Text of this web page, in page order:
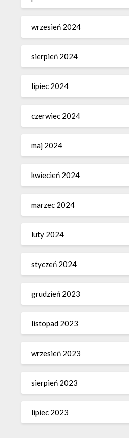
wrzesień 2024
sierpień 2024
lipiec 2024
czerwiec 2024
maj 2024
kwiecień 2024
marzec 2024
luty 2024
styczeń 2024
grudzień 2023
listopad 2023
wrzesień 2023
sierpień 2023
lipiec 2023